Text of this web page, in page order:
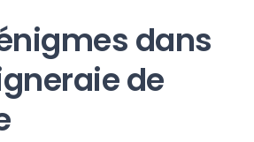
dans
de